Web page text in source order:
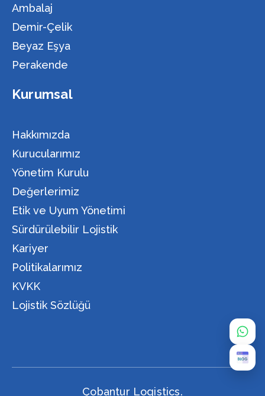
Ambalaj
Demir-Çelik
Beyaz Eşya
Perakende
Kurumsal
Hakkımızda
Kurucularımız
Yönetim Kurulu
Değerlerimiz
Etik ve Uyum Yönetimi
Sürdürülebilir Lojistik
Kariyer
Politikalarımız
KVKK
Lojistik Sözlüğü
Çobantur Logistics.